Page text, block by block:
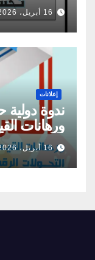
16 أبريل، 2026
إعلانات
ندوة
ورهانات
الرقمية
والتحديات
16 أبريل، 2026